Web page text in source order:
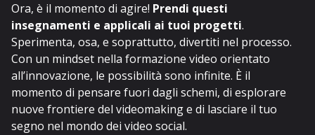
Ora, è il momento di agire! Prendi questi
insegnamenti e applicali ai tuoi progetti.
Sperimenta, osa, e soprattutto, divertiti nel processo.
Con un mindset nella formazione video orientato
all’innovazione, le possibilità sono infinite. È il
momento di pensare fuori dagli schemi, di esplorare
nuove frontiere del videomaking e di lasciare il tuo
segno nel mondo dei video social.